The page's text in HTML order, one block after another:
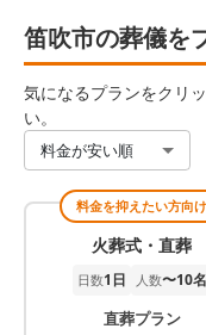
笛吹市の葬儀を
気になるプランをクリ
い。
料金が安い順
料金を抑えたい方向け
火葬式・直葬
日数1日 人数〜10名
直葬プラン